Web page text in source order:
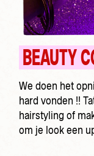
BEAUTY
We doen het
hard vonden !!
hairstyling of
om je look een